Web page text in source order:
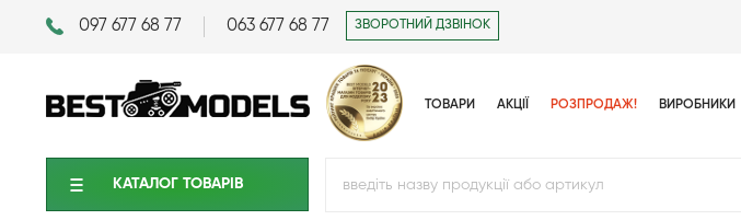
097 677 68 77 063 677 68 77 ЗВОРОТНИЙ ДЗВІНОК
ТОВАРИ АКЦІЇ РОЗПРОДАЖ! ВИРОБНИКИ
КАТАЛОГ ТОВАРIВ